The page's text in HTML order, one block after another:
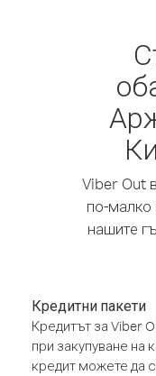
Viber Out
по-малко
нашите
Кредитни пакети
Кредитът за Viber
при закупуване на
кредит можете да